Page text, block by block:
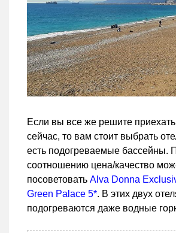
Если вы все же решите
сейчас, то вам стоит выбрать
есть подогреваемые бассейны.
соотношению цена/качество
посоветовать Alva Donna
Green Palace 5*. В этих двух
подогреваются даже водные